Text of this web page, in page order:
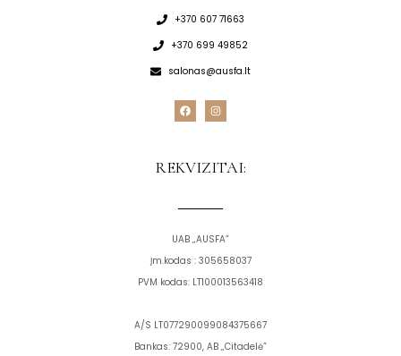
+370 607 71663
+370 699 49852
salonas@ausfa.lt
F
a
c
o
I
n
s
r
REKVIZITAI:
UAB „AUSFA”
Įm.kodas : 305658037
PVM kodas: LT100013563418
A/S LT077290099084375667
Bankas: 72900, AB „Citadelė”